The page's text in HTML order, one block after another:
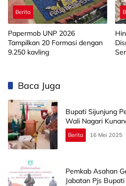
Berita
Papermob UNP 2026
Tampilkan 20 Formasi dengan
9.250 kavling
Baca Juga
Bupati Sijunjung
Wali Nagari
Berita 16 Mei 2025
Pemkab Asahan
Jabatan Pjs